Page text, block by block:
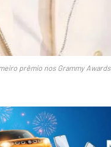
prêmio nos Grammy Awards